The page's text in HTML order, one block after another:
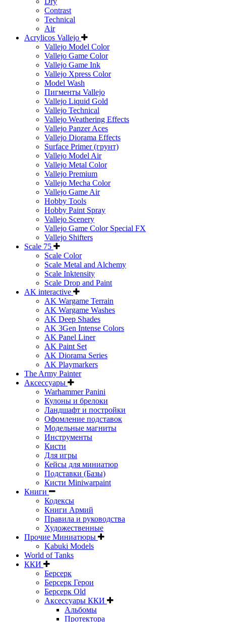
Contrast
Technical
Air
Acrylicos Vallejo
Vallejo Model Color
Vallejo Game Color
Vallejo Game Ink
Vallejo Xpress Color
Model Wash
Пигменты Vallejo
Vallejo Liquid Gold
Vallejo Technical
Vallejo Weathering Effects
Vallejo Panzer Aces
Vallejo Diorama Effects
Surface Primer (грунт)
Vallejo Model Air
Vallejo Metal Color
Vallejo Premium
Vallejo Mecha Color
Vallejo Game Air
Hobby Tools
Hobby Paint Spray
Vallejo Scenery
Vallejo Game Color Special FX
Vallejo Shifters
Scale 75
Scale Color
Scale Metal and Alchemy
Scale Inktensity
Scale Drop and Paint
AK interactive
AK Wargame Terrain
AK Wargame Washes
AK Deep Shades
AK 3Gen Intense Colors
AK Panel Liner
AK Paint Set
AK Diorama Series
AK Playmarkers
The Army Painter
Аксессуары
Warhammer Panini
Кулоны и брелоки
Ландшафт и постройки
Офомление подставок
Модельные магниты
Инструменты
Кисти
Для игры
Кейсы для миниатюр
Подставки (Базы)
Кисти Miniwarpaint
Книги
Кодексы
Книги Армий
Правила и руководства
Художественные
Прочие Миниатюры
Kabuki Models
World of Tanks
ККИ
Берсерк
Берсерк Герои
Берсерк Old
Аксессуары ККИ
Альбомы
Протектора